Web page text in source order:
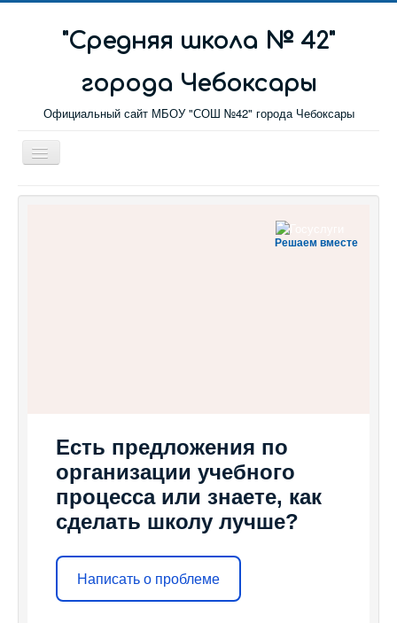
"Cредняя школа № 42"
города Чебоксары
Официальный сайт МБОУ "СОШ №42" города Чебоксары
Toggle
Navigation
Главная
Решаем вместе
Есть предложения по
организации учебного
процесса или знаете, как
сделать школу лучше?
Написать о проблеме